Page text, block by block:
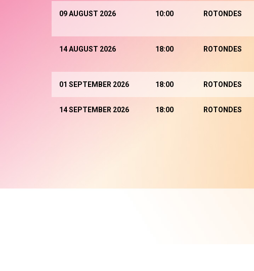
09 AUGUST 2026 10:00 ROTONDES
14 AUGUST 2026 18:00 ROTONDES
01 SEPTEMBER 2026 18:00 ROTONDES
14 SEPTEMBER 2026 18:00 ROTONDES